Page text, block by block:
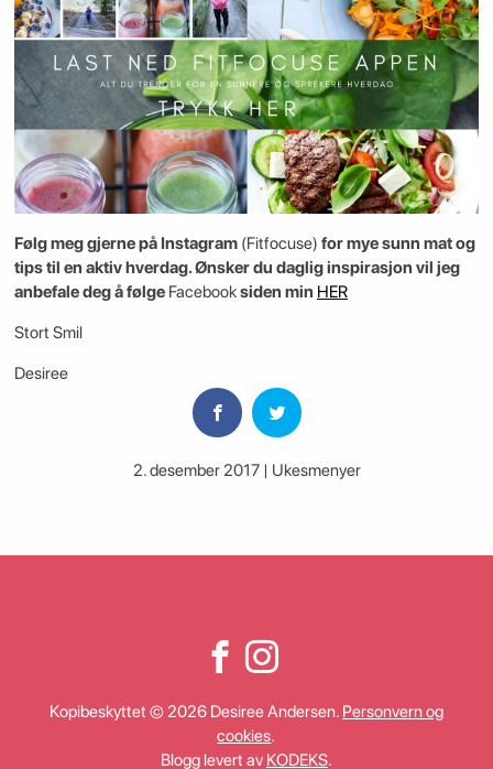
Følg meg gjerne på Instagram (Fitfocuse) for mye sunn mat og
tips til en aktiv hverdag. Ønsker du daglig inspirasjon vil jeg
anbefale deg å følge Facebooksiden min HER
Stort Smil
Desiree
2. desember 2017 | Ukesmenyer
Kopibeskyttet © 2026 Desiree Andersen. Personvern og
cookies.
Blogg levert av KODEKS.